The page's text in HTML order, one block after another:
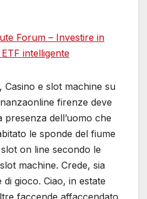
Forum – Investire in
intelligente
Casino e slot machine su
firenze deve
dell’uomo che
le sponde del fiume
on line secondo le
machine. Crede, sia
gioco. Ciao, in estate